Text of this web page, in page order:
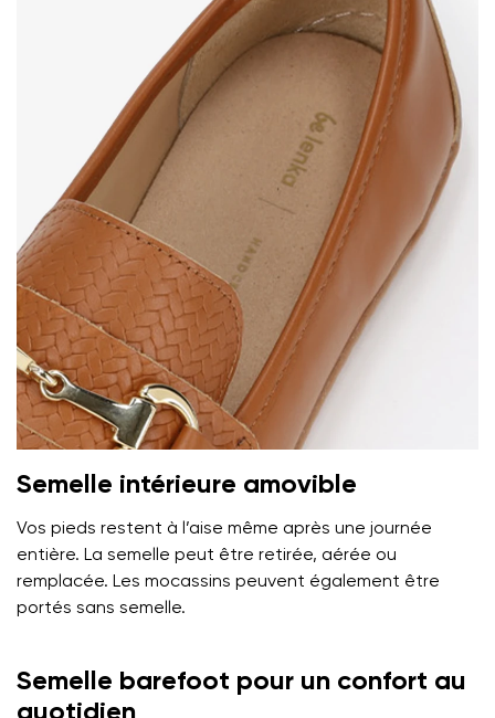
Semelle intérieure amovible
Vos pieds restent à l’aise même après une journée
entière. La semelle peut être retirée, aérée ou
remplacée. Les mocassins peuvent également être
portés sans semelle.
Semelle barefoot pour un confort au
quotidien